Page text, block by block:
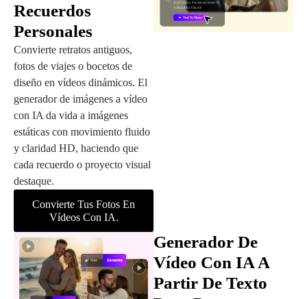
Recuerdos
Personales
Convierte retratos antiguos,
fotos de viajes o bocetos de
diseño en vídeos dinámicos. El
generador de imágenes a vídeo
con IA da vida a imágenes
estáticas con movimiento fluido
y claridad HD, haciendo que
cada recuerdo o proyecto visual
destaque.
Convierte Tus Fotos En
Vídeos Con IA.
Generador De
Vídeo Con IA A
Partir De Texto